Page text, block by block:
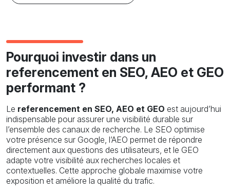
Pourquoi investir dans un
referencement en SEO, AEO et GEO
performant ?
Le referencement en SEO, AEO et GEO est aujourd’hui
indispensable pour assurer une visibilité durable sur
l’ensemble des canaux de recherche. Le SEO optimise
votre présence sur Google, l’AEO permet de répondre
directement aux questions des utilisateurs, et le GEO
adapte votre visibilité aux recherches locales et
contextuelles. Cette approche globale maximise votre
exposition et améliore la qualité du trafic.